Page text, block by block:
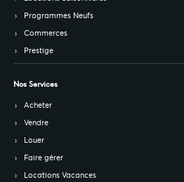
Programmes Neufs
Commerces
Prestige
Nos Services
Acheter
Vendre
Louer
Faire gérer
Locations Vacances